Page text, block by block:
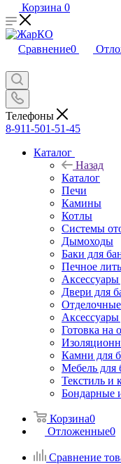
Корзина 0
Сравнение0
Телефоны
8-911-501-51-45
Каталог
Назад
Каталог
Печи
Камины
Котлы
Системы
Дымоходы
Баки для
Печное
Двери для
Готовка на
Камни для
Мебель для
Текстиль и
Бондарные
Корзина0
Отложенные0
Сравнение